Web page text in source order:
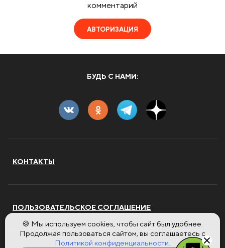
комментарий
АВТОРИЗАЦИЯ
БУДЬ С НАМИ:
КОНТАКТЫ
ПОЛЬЗОВАТЕЛЬСКОЕ СОГЛАШЕНИЕ
🍪 Мы используем cookies, чтобы сайт был удобнее.
Продолжая пользоваться сайтом, вы соглашаетесь с
Политикой конфиденциальности.